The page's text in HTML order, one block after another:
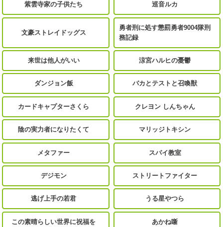
紫雲寺家の子供たち 巡音ルカ
文豪ストレイドッグス
勇者刑に処す懲罰勇者9004隊刑
務記録
来世は他人がいい 涼宮ハルヒの憂鬱
ダンジョン飯 バカとテストと召喚獣
カードキャプターさくら クレヨン しんちゃん
陰の実力者になりたくて マリッジトキシン
メタファー スパイ教室
デジモン ストリートファイター
逃げ上手の若君 うる星やつら
この素晴らしい世界に祝福を あかね噺